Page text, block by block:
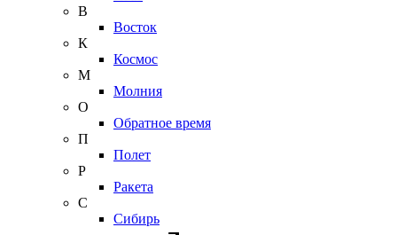
В
Восток
К
Космос
М
Молния
О
Обратное время
П
Полет
Р
Ракета
С
Сибирь